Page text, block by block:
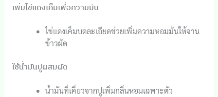
เพิ่มไข่แดงเค็มเพื่อความมัน
ไข่แดงเค็มบดละเอียดช่วยเพิ่มความหอมมันให้จาน
ข้าวผัด
ใช้น้ำมันปูผสมผัด
น้ำมันที่เคี่ยวจากปูเพิ่มกลิ่นหอมเฉพาะตัว